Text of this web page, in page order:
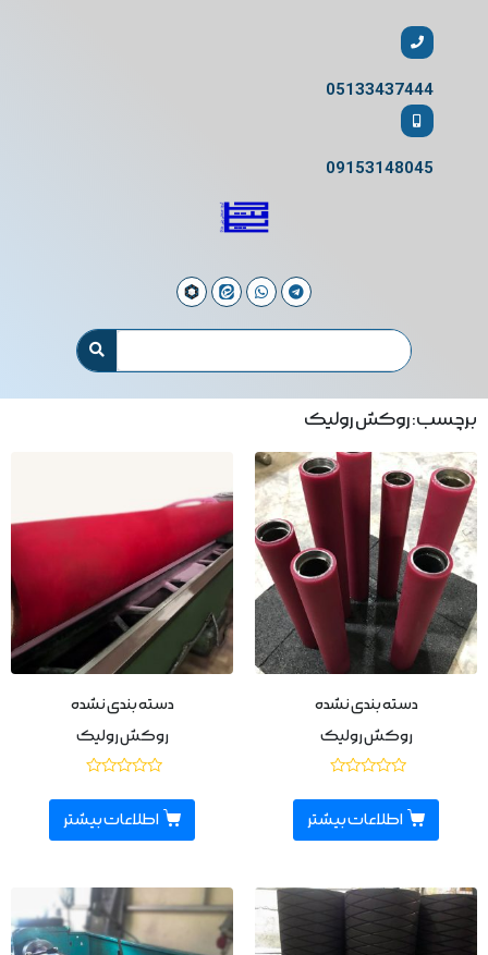
05133437444
09153148045
برچسب: روکش رولیک
دسته بندی نشده
روکش رولیک
0
از
5اطلاعات بیشتر
دسته بندی نشده
روکش رولیک
0
از
5اطلاعات بیشتر